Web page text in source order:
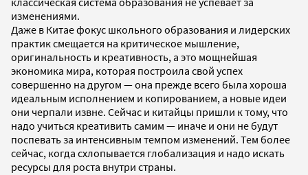
изменениями.
Даже в Китае фокус школьного образования и лидерских
практик смещается на критическое мышление,
оригинальность и креативность, а это мощнейшая
экономика мира, которая построила свой успех
совершенно на другом — она прежде всего была хороша
идеальным исполнением и копированием, а новые идеи
они черпали извне. Сейчас и китайцы пришли к тому, что
надо учиться креативить самим — иначе и они не будут
поспевать за интенсивным темпом изменений. Тем более
сейчас, когда схлопывается глобализация и надо искать
ресурсы для роста внутри страны.